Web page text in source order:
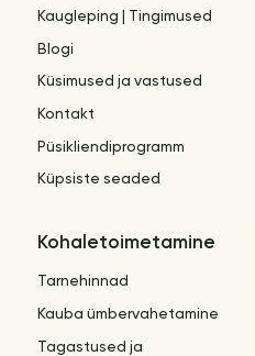
Kaugleping | Tingimused
Blogi
Küsimused ja vastused
Kontakt
Püsikliendiprogramm
Küpsiste seaded
Kohaletoimetamine
Tarnehinnad
Kauba ümbervahetamine
Tagastused ja